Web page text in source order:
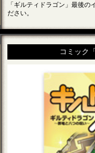
「ギルティドラゴン」最後の
ださい。
コミック